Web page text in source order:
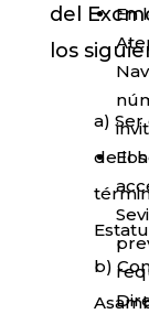
En
El
del
los
a)
de los
b)